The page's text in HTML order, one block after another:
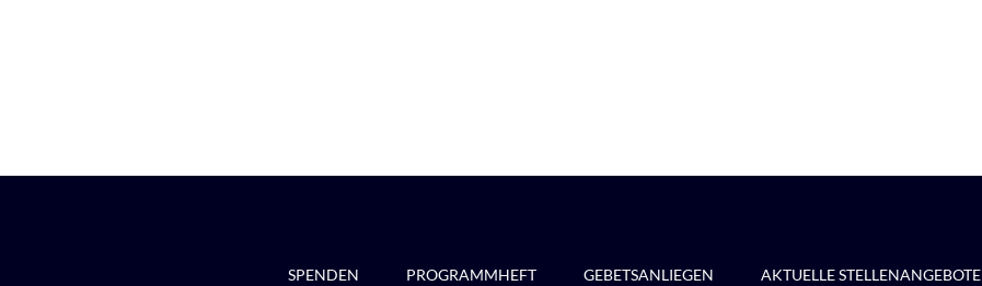
SPENDEN PROGRAMMHEFT GEBETSANLIEGEN AKTUELLE STELLENANGEBOTE